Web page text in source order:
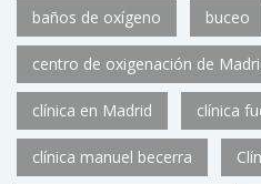
baños de oxígeno buceo
centro de oxigenación de
clínica en Madrid clínica
clínica manuel becerra